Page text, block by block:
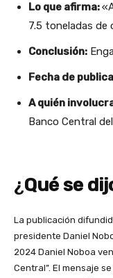
Lo que afirma:
7.5 toneladas de
Conclusión:
Fecha de
A quién
Banco Central
¿Qué se
La publicación
presidente Daniel
2024 Daniel Noboa
Central”. El mensaje